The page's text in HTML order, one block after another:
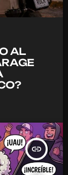
AL
insert_link